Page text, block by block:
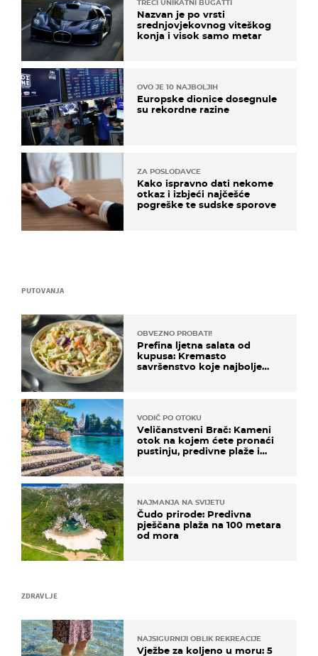
ZDRAVLJE
NAJSIGURNIJI OBLIK REKREACIJE
Vježbe za koljeno u moru: 5
PUTOVANJA
OBVEZNO PROBATI!
Prefina ljetna salata od
kupusa: Kremasto
savršenstvo koje najbolje
VODIČ PO OTOKU
Veličanstveni Brač: Kameni
otok na kojem ćete pronaći
pustinju, predivne plaže i
NAJMANJA NA SVIJETU
Čudo prirode: Predivna
pješčana plaža na 100 metara
od mora
TREĆI UNIKATNI BUGATTI
Nazvan je po vrsti
srednjovjekovnog viteškog
konja i visok samo metar
OVO JE 10 NAJBOLJIH
Europske dionice dosegnule
su rekordne razine
ZA POSLODAVCE
Kako ispravno dati nekome
otkaz i izbjeći najčešće
pogreške te sudske sporove